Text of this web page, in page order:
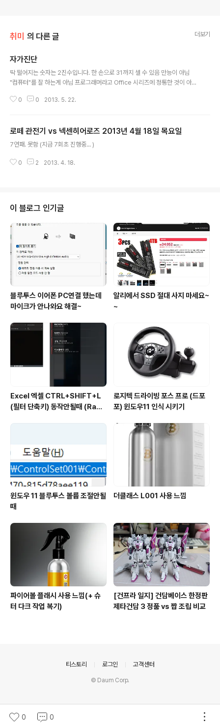
취미 의 다른 글 더보기
자가진단
딱 떨어지는 숫자는 2진수입니다. 한 손으로 31까지 셀 수 있음 만능이 아님
"컴퓨터"를 잘 하는게 아님 프로그래머라고 Office 시리즈에 정통한 것이 아님
드시 로마자 입력으로 돌려놓을 것 프로그램의 쓰레기 수집은 잘 하지만 자기
필요는 없음 쌓아놓은 책은 스택이므로 순번을 바꾸지 말것 오라일리 책은 「같
은 책」이 아님 표지에 동물만 그려져 있는 책만 꽂혀있어도 그건 동물도감이 아
라진다면 깨달..
0 0 2013. 5. 22.
로떼 관전기 vs 넥센히어로즈 2013년 4월 18일 목요일
7연패. 못함 (지금 7회초 진행중... )
0 2 2013. 4. 18.
이 블로그 인기글
블루투스 이어폰 PC연결 했는데
마이크가 안나와요 해결~
알리에서 SSD 절대 사지 마세요~
~
Excel 엑셀 CTRL+SHIFT+L
(필터 단축키) 동작안될때 (Rade
로지텍 드라이빙 포스 프로 (드포
포) 윈도우11 인식 시키기
윈도우 11 블루투스 볼륨 조절안될
때
더클래스 L001 사용 느낌
파이어볼 플래시 사용 느낌(+ 슈
터 다크 작업 복기)
[건프라 일지] 건담베이스 한정판
제타건담 3 정품 vs 짭 조립 비교
0 0
티스토리 로그인 고객센터
© Daum Corp.